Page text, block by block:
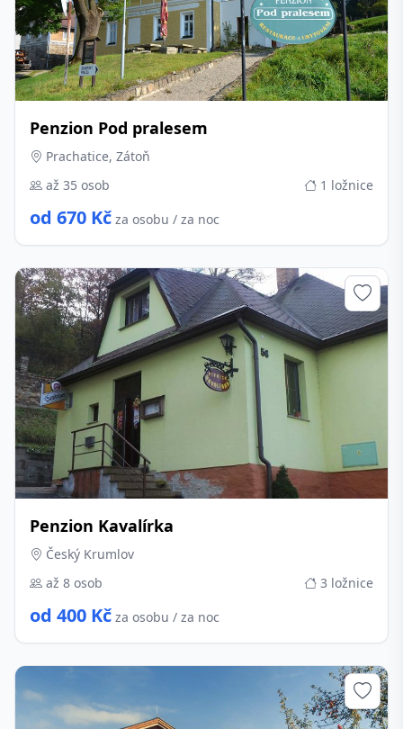
Penzion Pod pralesem
Prachatice, Zátoň
až 35 osob
1 ložnice
od 670 Kč za osobu / za noc
Penzion Kavalírka
Český Krumlov
až 8 osob
3 ložnice
od 400 Kč za osobu / za noc